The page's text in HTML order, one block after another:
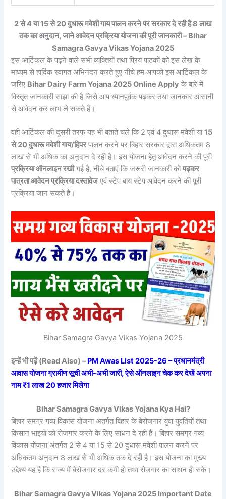
2 से 4 या 15 से 20 दुधारू मवेशी गाय पालन करने पर सरकार दे रही है 8 लाख
तक का अनुदान, जाने आवेदन प्रक्रिया योजना की पूरी जानकारी – Bihar
Samagra Gavya Vikas Yojana 2025
इस आर्टिकल के पढ़ने वाले सभी व्यक्तियों तथा प्रिय पाठकों को इस लेख के
माध्यम से हार्दिक स्वागत अभिनंदन करते हुए नीचे हम आपको इस आर्टिकल के
जरिए Bihar Dairy Farm Yojana 2025 Online Apply के बारे में
विस्तृत जानकारी साझा की है जिसे आप ध्यानपूर्वक पढ़कर तथा जानकार आसानी
से आवेदन कर लाभ ले सकते हैं।
वही आर्टिकल की दूसरी तरफ यह भी बताते चले कि 2 एवं 4 दुधारू मवेशी या15
से 20 दुधारू मवेशी गाय/हिपरपालन करने पर बिहार सरकार द्वारा अधिकतम 8
लाख से भी अधिक का अनुदान दे रही है। इस योजना हेतु आवेदन करने की पूरी
प्रक्रिया ऑनलाइन रखीगई है, नीचे बताएं कि जरूरी जानकारी कोपढ़कर
पात्रता आवेदन प्रक्रिया दस्तावेजएवं स्टेप बाय स्टेप आवेदन करने की पूरी
प्रक्रिया जान सकते हैं।
Bihar Samagra Gavya Vikas Yojana 2025
इन्हें भी पढ़ें (Read Also) –PM Awas List 2025-26 – प्रधानमंत्री
आवास योजना ग्रामीण सूची अभी-अभी जारी, ऐसे ऑनलाइन चेक कर देखें अपना
नाम ₹1 लाख 20 हजार मिलेगा
Bihar Samagra Gavya Vikas Yojana Kya Hai?
बिहार समग्र गव्य विकास योजना अंतर्गत बिहार के बेरोजगार युवा युवतियों तथा
किसान भाइयों को रोजगार करने के लिए साधन दे रही है। बिहार समग्र गव्य
विकास योजना अंतर्गत 2 से 4 या 15 से 20 दुधारू मवेशी पालन करने पर
अधिकतम अनुदान 8 लाख से भी अधिक तक दे रही है। इस योजना का मुख्य
उद्देश्य यह है कि राज्य में बेरोजगार दर कमी हो तथा रोजगार का साधन हो सके।
Bihar Samagra Gavya Vikas Yojana 2025 Important Date